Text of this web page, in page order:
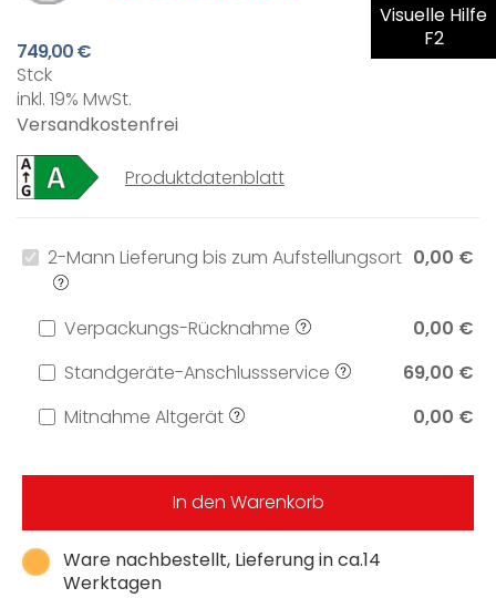
Visuelle Hilfe
F2
749,00 €
Stck
inkl. 19% MwSt.
Versandkostenfrei
Produktdatenblatt
Ware nachbestellt, Lieferung in ca.14
Werktagen
2-Mann Lieferung bis zum Aufstellungsort 0,00 €
Verpackungs-Rücknahme
0,00 €
Standgeräte-Anschlussservice
69,00 €
Mitnahme Altgerät
0,00 €
In den Warenkorb